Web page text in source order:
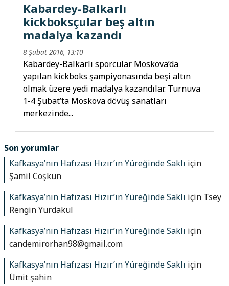
Kabardey-Balkarlı
kickboksçular beş altın
madalya kazandı
8 Şubat 2016, 13:10
Kabardey-Balkarlı sporcular Moskova’da
yapılan kickboks şampiyonasında beşi altın
olmak üzere yedi madalya kazandılar. Turnuva
1-4 Şubat’ta Moskova dövüş sanatları
merkezinde...
Son yorumlar
Kafkasya’nın Hafızası Hızır’ın Yüreğinde Saklı için
Şamil Coşkun
Kafkasya’nın Hafızası Hızır’ın Yüreğinde Saklı için Tsey
Rengin Yurdakul
Kafkasya’nın Hafızası Hızır’ın Yüreğinde Saklı için
candemirorhan98@gmail.com
Kafkasya’nın Hafızası Hızır’ın Yüreğinde Saklı için
Ümit şahin